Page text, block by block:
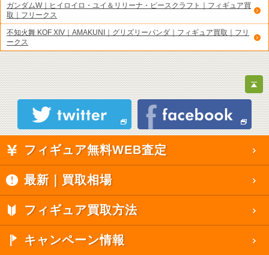
ガンダムW｜ヒイロイロ・ユイ＆リリーナ・ピースクラフト｜フィギュア買
取｜フリークス
不知火舞 KOF XIV｜AMAKUNI｜グリズリーパンダ｜フィギュア買取｜フリ
ークス
フィギュア無料WEB査定
最新｜買取相場
フィギュア買取方法
キャンペーン情報